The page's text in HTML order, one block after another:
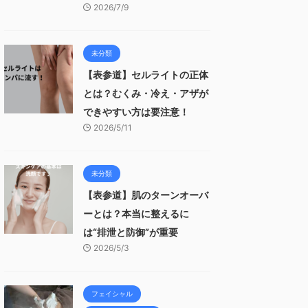
2026/7/9
未分類
【表参道】セルライトの正体
とは？むくみ・冷え・アザが
できやすい方は要注意！
2026/5/11
未分類
【表参道】肌のターンオーバ
ーとは？本当に整えるに
は“排泄と防御”が重要
2026/5/3
フェイシャル